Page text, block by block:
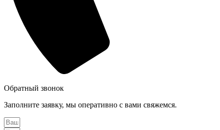
Обратный звонок
Заполните заявку, мы оперативно с вами свяжемся.